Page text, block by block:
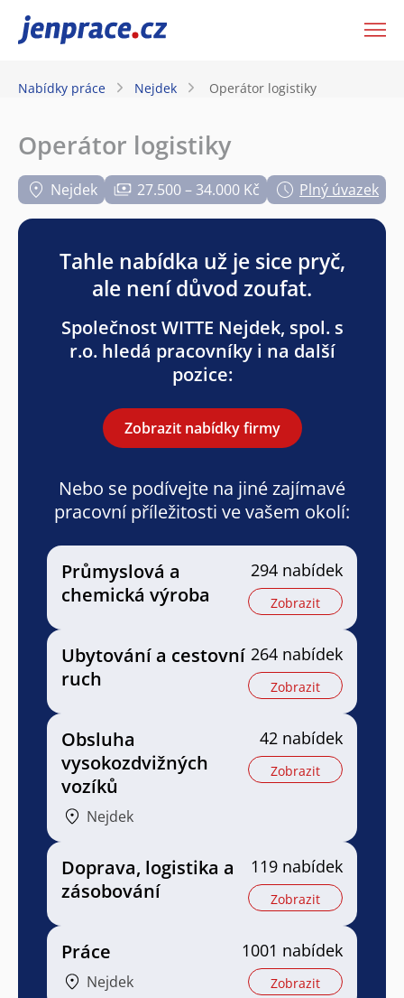
JenPráce.cz
Nabídky práce Nejdek Operátor logistiky
Operátor logistiky
Nejdek 27.500 – 34.000 Kč Plný úvazek
Tahle nabídka už je sice pryč,
ale není důvod zoufat.
Společnost WITTE Nejdek, spol. s
r.o. hledá pracovníky i na další
pozice:
Zobrazit nabídky firmy
Nebo se podívejte na jiné zajímavé
pracovní příležitosti ve vašem okolí:
Průmyslová a
chemická výroba
294 nabídek
Zobrazit
Ubytování a cestovní
ruch
264 nabídek
Zobrazit
Obsluha
vysokozdvižných
vozíků
Nejdek
42 nabídek
Zobrazit
Doprava, logistika a
zásobování
119 nabídek
Zobrazit
Práce
Nejdek
1001 nabídek
Zobrazit